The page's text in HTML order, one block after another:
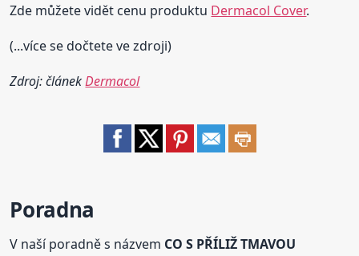
Zde můžete vidět cenu produktu Dermacol Cover.
(...více se dočtete ve zdroji)
Zdroj: článekDermacol
Poradna
V naší poradně s názvem CO S PŘÍLIŽ TMAVOU